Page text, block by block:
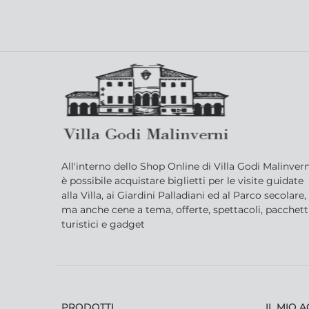
All'interno dello Shop Online di Villa Godi
è possibile acquistare biglietti per le visite guidate
alla Villa, ai Giardini Palladiani ed al Parco secolare,
ma anche cene a tema, offerte, spettacoli,
turistici e gadget